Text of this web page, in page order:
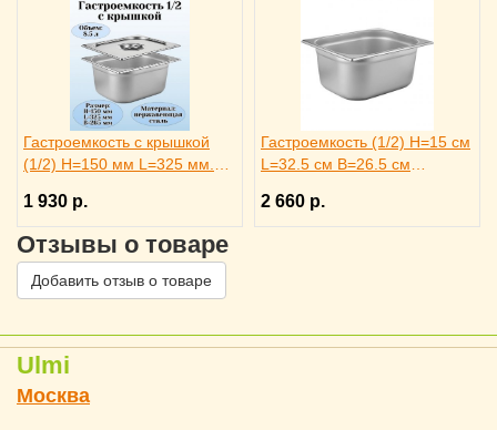
Гастроемкость с крышкой
(1/2) H=150 мм L=325 мм.
1 930 р.
Гастроемкость (1/2) H=15 см
L=32.5 см B=26.5 см
2 660 р.
Отзывы о товаре
Добавить отзыв о товаре
Ulmi
Москва